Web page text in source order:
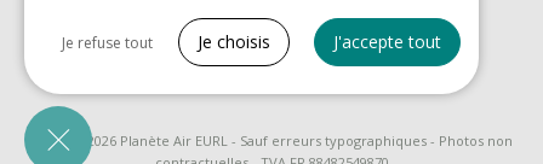
© 2008 - 2026 Planète Air EURL - Sauf erreurs typographiques - Photos non
Cookies nécessaires
Nécessaire au fonctionnement du site
Je refuse tout Je choisis J'accepte tout